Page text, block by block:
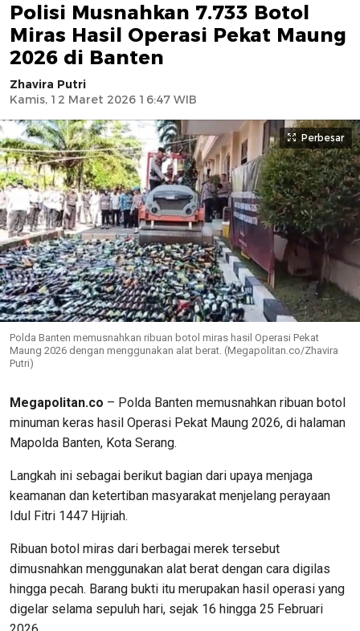
Polisi Musnahkan 7.733 Botol
Miras Hasil Operasi Pekat Maung
2026 di Banten
Zhavira Putri
Kamis, 12 Maret 2026 16:47 WIB
Perbesar
Polda Banten memusnahkan ribuan botol miras hasil Operasi Pekat
Maung 2026 dengan menggunakan alat berat. (Megapolitan.co/Zhavira
Putri)
Megapolitan.co – Polda Banten memusnahkan ribuan botol
minuman keras hasil Operasi Pekat Maung 2026, di halaman
Mapolda Banten, Kota Serang.
Langkah ini sebagai berikut bagian dari upaya menjaga
keamanan dan ketertiban masyarakat menjelang perayaan
Idul Fitri 1447 Hijriah.
Ribuan botol miras dari berbagai merek tersebut
dimusnahkan menggunakan alat berat dengan cara digilas
hingga pecah. Barang bukti itu merupakan hasil operasi yang
digelar selama sepuluh hari, sejak 16 hingga 25 Februari